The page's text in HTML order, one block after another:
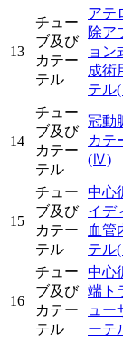
13
チュー
ブ及び
カテー
テル
アテ
除ア
ョン
成術
テル
14
チュー
ブ及び
カテー
テル
冠動
カテ
(Ⅳ)
15
チュー
ブ及び
カテー
テル
中心
イデ
血管
テル
16
チュー
ブ及び
カテー
テル
中心
端ト
ュー
ーテ